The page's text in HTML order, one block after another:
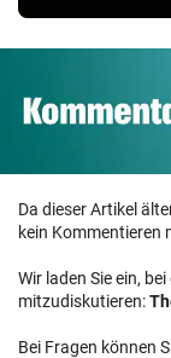
Da dieser Artikel
kein Kommentieren
Wir laden Sie ein,
mitzudiskutieren:
Bei Fragen können